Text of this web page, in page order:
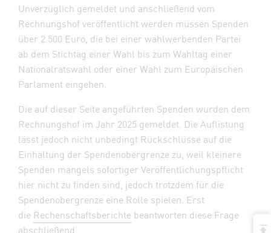
Unverzüglich gemeldet und anschließend vom
Rechnungshof veröffentlicht werden müssen Spenden
über 2.500 Euro, die bei einer wahlwerbenden Partei
ab dem Stichtag einer Wahl bis zum Wahltag einer
Nationalratswahl oder einer Wahl zum Europäischen
Parlament eingehen.
Die auf dieser Seite angeführten Spenden wurden dem
Rechnungshof im Jahr 2025 gemeldet. Die Auflistung
lässt jedoch nicht unbedingt Rückschlüsse auf die
Einhaltung der Spendenobergrenze zu, weil kleinere
Spenden mangels sofortiger Veröffentlichungspflicht
hier nicht zu finden sind, jedoch trotzdem für die
Spendenobergrenze eine Rolle spielen. Erst
die Rechenschaftsberichte beantworten diese Frage
abschließend.